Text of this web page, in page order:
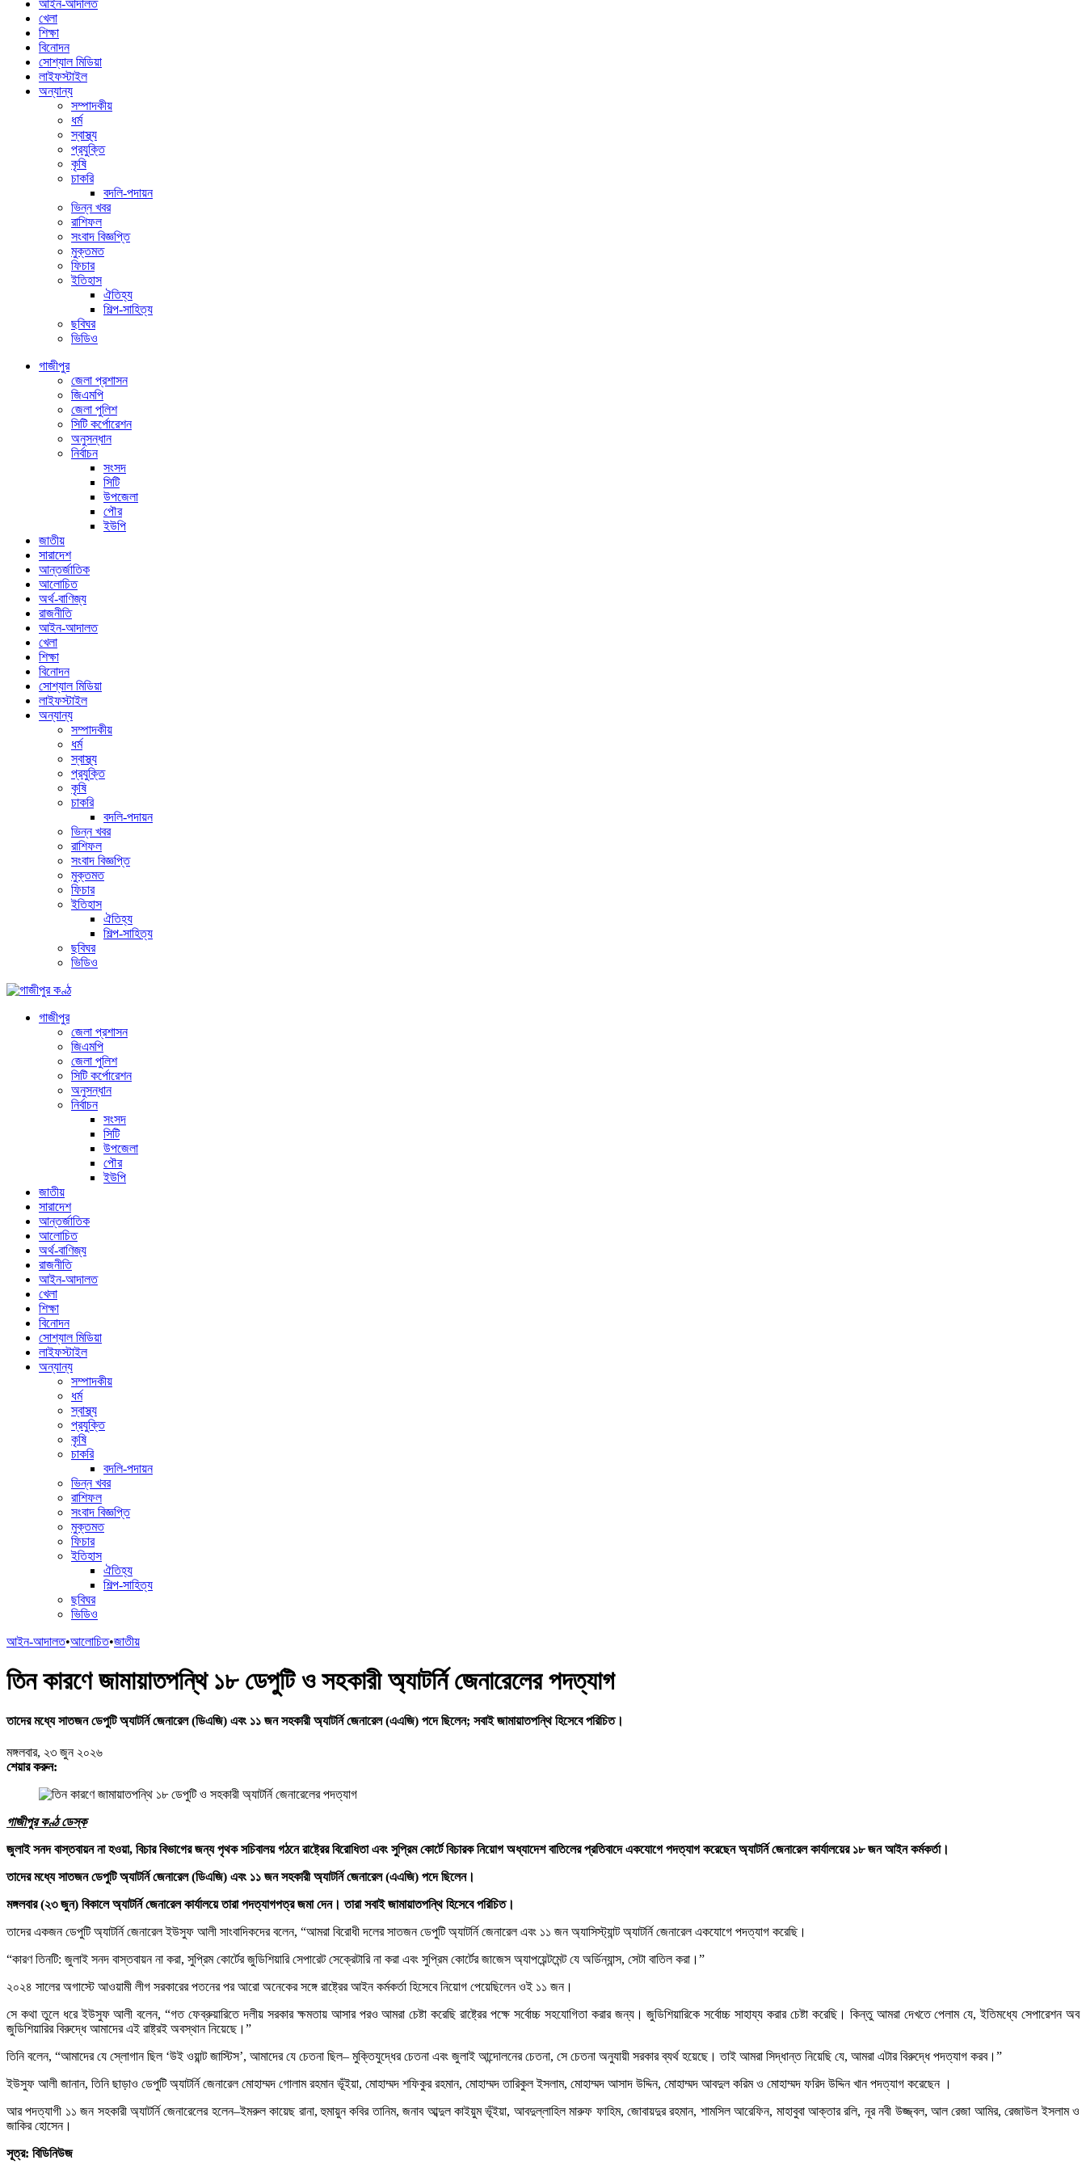
আইন-আদালত
খেলা
শিক্ষা
বিনোদন
সোশ্যাল মিডিয়া
লাইফস্টাইল
অন্যান্য
সম্পাদকীয়
ধর্ম
স্বাস্থ্য
প্রযুক্তি
কৃষি
চাকরি
বদলি-পদায়ন
ভিন্ন খবর
রাশিফল
সংবাদ বিজ্ঞপ্তি
মুক্তমত
ফিচার
ইতিহাস
ঐতিহ্য
শিল্প-সাহিত্য
ছবিঘর
ভিডিও
গাজীপুর
জেলা প্রশাসন
জিএমপি
জেলা পুলিশ
সিটি কর্পোরেশন
অনুসন্ধান
নির্বাচন
সংসদ
সিটি
উপজেলা
পৌর
ইউপি
জাতীয়
সারাদেশ
আন্তর্জাতিক
আলোচিত
অর্থ-বাণিজ্য
রাজনীতি
আইন-আদালত
খেলা
শিক্ষা
বিনোদন
সোশ্যাল মিডিয়া
লাইফস্টাইল
অন্যান্য
সম্পাদকীয়
ধর্ম
স্বাস্থ্য
প্রযুক্তি
কৃষি
চাকরি
বদলি-পদায়ন
ভিন্ন খবর
রাশিফল
সংবাদ বিজ্ঞপ্তি
মুক্তমত
ফিচার
ইতিহাস
ঐতিহ্য
শিল্প-সাহিত্য
ছবিঘর
ভিডিও
গাজীপুর
জেলা প্রশাসন
জিএমপি
জেলা পুলিশ
সিটি কর্পোরেশন
অনুসন্ধান
নির্বাচন
সংসদ
সিটি
উপজেলা
পৌর
ইউপি
জাতীয়
সারাদেশ
আন্তর্জাতিক
আলোচিত
অর্থ-বাণিজ্য
রাজনীতি
আইন-আদালত
খেলা
শিক্ষা
বিনোদন
সোশ্যাল মিডিয়া
লাইফস্টাইল
অন্যান্য
সম্পাদকীয়
ধর্ম
স্বাস্থ্য
প্রযুক্তি
কৃষি
চাকরি
বদলি-পদায়ন
ভিন্ন খবর
রাশিফল
সংবাদ বিজ্ঞপ্তি
মুক্তমত
ফিচার
ইতিহাস
ঐতিহ্য
শিল্প-সাহিত্য
ছবিঘর
ভিডিও
আইন-আদালত•আলোচিত•জাতীয়
তিন কারণে জামায়াতপন্থি ১৮ ডেপুটি ও সহকারী অ্যাটর্নি জেনারেলের পদত্যাগ
তাদের মধ্যে সাতজন ডেপুটি অ্যাটর্নি জেনারেল (ডিএজি) এবং ১১ জন সহকারী অ্যাটর্নি জেনারেল (এএজি) পদে ছিলেন; সবাই জামায়াতপন্থি হিসেবে পরিচিত।
মঙ্গলবার, ২৩ জুন ২০২৬
শেয়ার করুন:
গাজীপুর কণ্ঠ ডেস্ক
জুলাই সনদ বাস্তবায়ন না হওয়া, বিচার বিভাগের জন্য পৃথক সচিবালয় গঠনে রাষ্ট্রের বিরোধিতা এবং সুপ্রিম কোর্টে বিচারক নিয়োগ অধ্যাদেশ বাতিলের প্রতিবাদে একযোগে পদত্যাগ করেছেন অ্যাটর্নি জেনারেল কার্যালয়ের ১৮ জন আইন কর্মকর্তা।
তাদের মধ্যে সাতজন ডেপুটি অ্যাটর্নি জেনারেল (ডিএজি) এবং ১১ জন সহকারী অ্যাটর্নি জেনারেল (এএজি) পদে ছিলেন।
মঙ্গলবার (২৩ জুন) বিকালে অ্যাটর্নি জেনারেল কার্যালয়ে তারা পদত্যাগপত্র জমা দেন। তারা সবাই জামায়াতপন্থি হিসেবে পরিচিত।
তাদের একজন ডেপুটি অ্যাটর্নি জেনারেল ইউসুফ আলী সাংবাদিকদের বলেন, “আমরা বিরোধী দলের সাতজন ডেপুটি অ্যাটর্নি জেনারেল এবং ১১ জন অ্যাসিস্ট্যান্ট অ্যাটর্নি জেনারেল একযোগে পদত্যাগ করেছি।
“কারণ তিনটি: জুলাই সনদ বাস্তবায়ন না করা, সুপ্রিম কোর্টের জুডিশিয়ারি সেপারেট সেক্রেটারি না করা এবং সুপ্রিম কোর্টের জাজেস অ্যাপয়েন্টমেন্ট যে অর্ডিন্যান্স, সেটা বাতিল করা।”
২০২৪ সালের অগাস্টে আওয়ামী লীগ সরকারের পতনের পর আরো অনেকের সঙ্গে রাষ্ট্রের আইন কর্মকর্তা হিসেবে নিয়োগ পেয়েছিলেন ওই ১১ জন।
সে কথা তুলে ধরে ইউসুফ আলী বলেন, “গত ফেব্রুয়ারিতে দলীয় সরকার ক্ষমতায় আসার পরও আমরা চেষ্টা করেছি রাষ্ট্রের পক্ষে সর্বোচ্চ সহযোগিতা করার জন্য। জুডিশিয়ারিকে সর্বোচ্চ সাহায্য করার চেষ্টা করেছি। কিন্তু আমরা দেখতে পেলাম যে, ইতিমধ্যে সেপারেশন অব
জুডিশিয়ারির বিরুদ্ধে আমাদের এই রাষ্ট্রই অবস্থান নিয়েছে।”
তিনি বলেন, “আমাদের যে স্লোগান ছিল ‘উই ওয়ান্ট জাস্টিস’, আমাদের যে চেতনা ছিল– মুক্তিযুদ্ধের চেতনা এবং জুলাই আন্দোলনের চেতনা, সে চেতনা অনুযায়ী সরকার ব্যর্থ হয়েছে। তাই আমরা সিদ্ধান্ত নিয়েছি যে, আমরা এটার বিরুদ্ধে পদত্যাগ করব।”
ইউসুফ আলী জানান, তিনি ছাড়াও ডেপুটি অ্যাটর্নি জেনারেল মোহাম্মদ গোলাম রহমান ভূঁইয়া, মোহাম্মদ শফিকুর রহমান, মোহাম্মদ তারিকুল ইসলাম, মোহাম্মদ আসাদ উদ্দিন, মোহাম্মদ আবদুল করিম ও মোহাম্মদ ফরিদ উদ্দিন খান পদত্যাগ করেছেন ।
আর পদত্যাগী ১১ জন সহকারী অ্যাটর্নি জেনারেলের হলেন–ইমরুল কায়েছ রানা, হুমায়ুন কবির তানিম, জনাব আব্দুল কাইয়ুম ভূঁইয়া, আবদুল্লাহিল মারুফ ফাহিম, জোবায়দুর রহমান, শামসিল আরেফিন, মাহাবুবা আক্তার রলি, নূর নবী উজ্জ্বল, আল রেজা আমির, রেজাউল ইসলাম ও
জাকির হোসেন।
সূত্র: বিডিনিউজ